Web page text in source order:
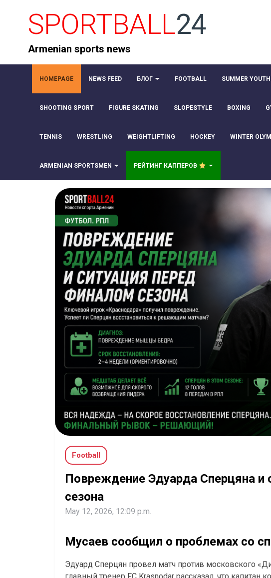
SPORTBALL24
Armenian sports news
HOMEPAGE NEWS FEED БЛОГ FOOTBALL SUMMER
SHOOTING SPORT FIGURE SKATING SLOPESTYLE BOXING
TENNIS WRESTLING WEIGHTLIFTING HOCKEY WINTER
ARMENIAN SPORTSMEN РЕЙТИНГ КАППЕРОВ
Football
Повреждение Эдуарда Сперцяна и
сезона
May 12, 2026, 12:09 p.m.
Мусаев сообщил о проблемах со
Эдуард Сперцян провел матч против московского